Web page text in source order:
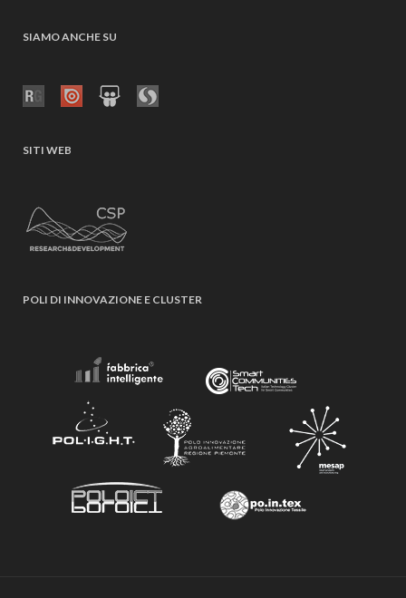
SIAMO ANCHE SU
SITI WEB
POLI DI INNOVAZIONE E CLUSTER